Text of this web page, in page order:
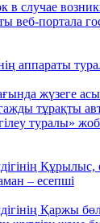
в случае
веб-портала
аппараты
жүзеге
тұрақты
туралы»
Құрылыс,
– есепші
Қаржы